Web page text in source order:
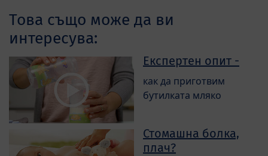
Това също може да ви
интересува:
Експертен опит -
как да приготвим
бутилката мляко
Стомашна болка,
плач?